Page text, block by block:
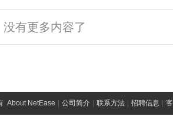
没有更多内容了
About NetEase 公司简介 联系方法 招聘信息